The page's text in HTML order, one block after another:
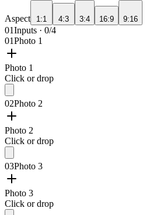
Aspect 1:1 4:3 3:4 16:9 9:16
01Inputs · 0/4
01Photo 1
Photo 1
Click or drop
02Photo 2
Photo 2
Click or drop
03Photo 3
Photo 3
Click or drop